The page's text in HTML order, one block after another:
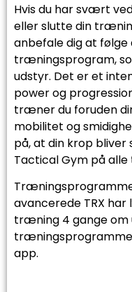
Hvis du har svært
eller slutte din
anbefale dig at følge
træningsprogram,
udstyr. Det er et
power og
træner du foruden
mobilitet og
på, at din krop
Tactical Gym på
avancerede TRX
træning 4 gange om
app.